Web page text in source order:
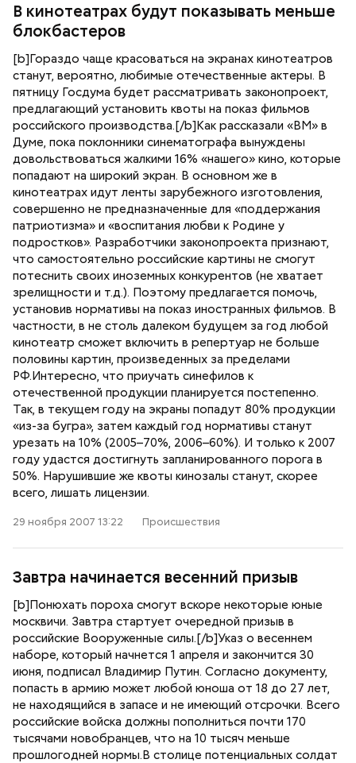
В кинотеатрах будут показывать меньше
блокбастеров
[b]Гораздо чаще красоваться на экранах кинотеатров
станут, вероятно, любимые отечественные актеры. В
пятницу Госдума будет рассматривать законопроект,
предлагающий установить квоты на показ фильмов
российского производства.[/b]Как рассказали «ВМ» в
Думе, пока поклонники синематографа вынуждены
довольствоваться жалкими 16% «нашего» кино, которые
попадают на широкий экран. В основном же в
кинотеатрах идут ленты зарубежного изготовления,
совершенно не предназначенные для «поддержания
патриотизма» и «воспитания любви к Родине у
подростков». Разработчики законопроекта признают,
что самостоятельно российские картины не смогут
потеснить своих иноземных конкурентов (не хватает
зрелищности и т.д.). Поэтому предлагается помочь,
установив нормативы на показ иностранных фильмов. В
частности, в не столь далеком будущем за год любой
кинотеатр сможет включить в репертуар не больше
половины картин, произведенных за пределами
РФ.Интересно, что приучать синефилов к
отечественной продукции планируется постепенно.
Так, в текущем году на экраны попадут 80% продукции
«из-за бугра», затем каждый год нормативы станут
урезать на 10% (2005–70%, 2006–60%). И только к 2007
году удастся достигнуть запланированного порога в
50%. Нарушившие же квоты кинозалы станут, скорее
всего, лишать лицензии.
29 ноября 2007 13:22 Происшествия
Завтра начинается весенний призыв
[b]Понюхать пороха смогут вскоре некоторые юные
москвичи. Завтра стартует очередной призыв в
российские Вооруженные силы.[/b]Указ о весеннем
наборе, который начнется 1 апреля и закончится 30
июня, подписал Владимир Путин. Согласно документу,
попасть в армию может любой юноша от 18 до 27 лет,
не находящийся в запасе и не имеющий отсрочки. Всего
российские войска должны пополниться почти 170
тысячами новобранцев, что на 10 тысяч меньше
прошлогодней нормы.В столице потенциальных солдат